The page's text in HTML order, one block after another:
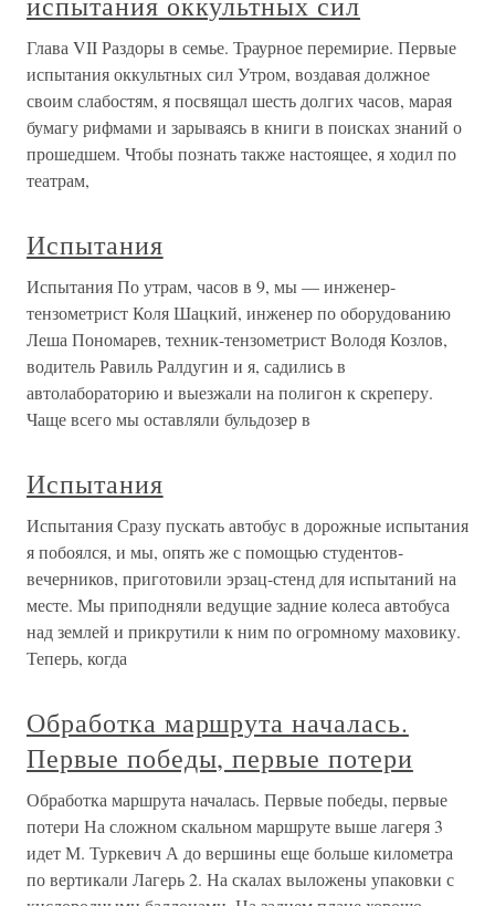
Глава VII Раздоры в семье. Траурное перемирие. Первые
испытания оккультных сил Утром, воздавая должное
своим слабостям, я посвящал шесть долгих часов, марая
бумагу рифмами и зарываясь в книги в поисках знаний о
прошедшем. Чтобы познать также настоящее, я ходил по
театрам,
Испытания
Испытания По утрам, часов в 9, мы — инженер-
тензометрист Коля Шацкий, инженер по оборудованию
Леша Пономарев, техник-тензометрист Володя Козлов,
водитель Равиль Ралдугин и я, садились в
автолабораторию и выезжали на полигон к скреперу.
Чаще всего мы оставляли бульдозер в
Испытания
Испытания Сразу пускать автобус в дорожные испытания
я побоялся, и мы, опять же с помощью студентов-
вечерников, приготовили эрзац-стенд для испытаний на
месте. Мы приподняли ведущие задние колеса автобуса
над землей и прикрутили к ним по огромному маховику.
Теперь, когда
Обработка маршрута началась.
Первые победы, первые потери
Обработка маршрута началась. Первые победы, первые
потери На сложном скальном маршруте выше лагеря 3
идет М. Туркевич А до вершины еще больше километра
по вертикали Лагерь 2. На скалах выложены упаковки с